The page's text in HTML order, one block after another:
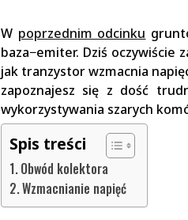
W poprzednim odcinku
baza−emiter. Dziś
jak tranzystor wzmacnia
zapoznajesz się z dość
wykorzystywania szarych
Spis treści
Obwód kolektora
Wzmacnianie napięć